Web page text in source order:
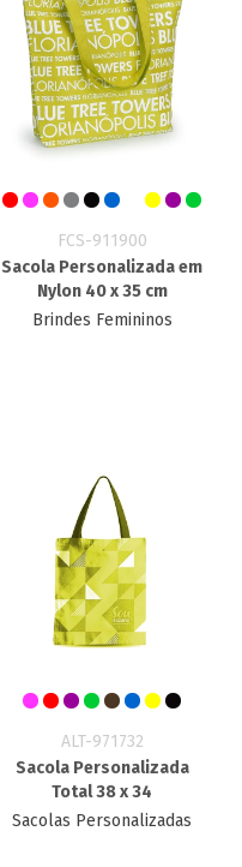
FCS-911900
Sacola Personalizada em
Nylon 40 x 35 cm
Brindes Femininos
ALT-971732
Sacola Personalizada
Total 38 x 34
Sacolas Personalizadas